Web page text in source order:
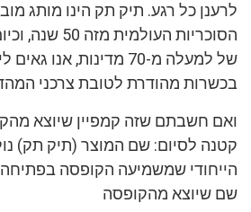
לרענן כל רגע. תיק תק הינו מותג
הסוכריות
של למעלה מ-70 מדינות,
בכשרות מהודרת לטובת צרכני
ואם חשבתם שזה קמפיין שיוצא
קטנה לסיום: שם המוצר (תיק תק)
הייחודי שמשמיעה הקופסה
שם שיוצא מהקופסה